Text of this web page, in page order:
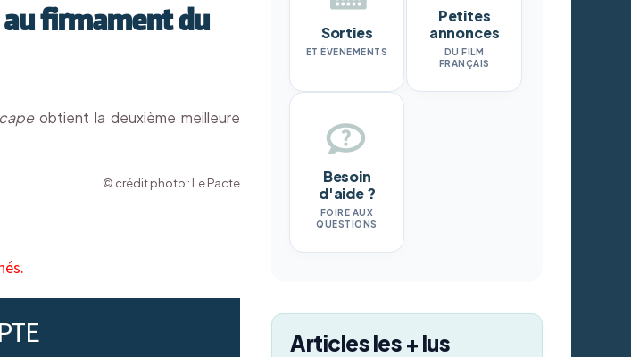
au firmament du
obtient la deuxième meilleure
© crédit photo : Le Pacte
Sorties
ET ÉVÉNEMENTS
Petites
annonces
DU FILM
FRANÇAIS
Besoin
d'aide ?
FOIRE AUX
QUESTIONS
Articles les + lus